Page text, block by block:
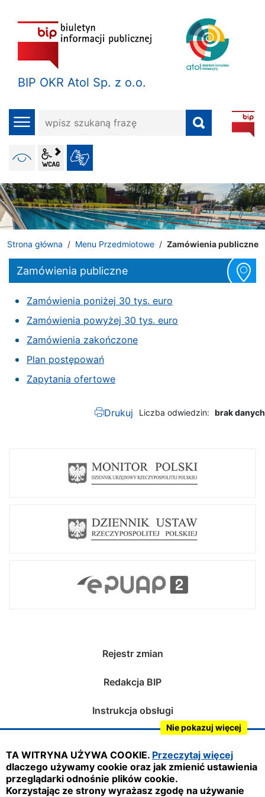
TA WITRYNA UŻYWA COOKIE. Przeczytaj więcej
dlaczego używamy cookie oraz jak zmienić ustawienia
przeglądarki odnośnie plików cookie.
Korzystając ze strony wyrażasz zgodę na używanie
Nie pokazuj więcej
BIP OKR Atol Sp. z o.o.
menu
wpisz
szukaną
frazę
WERSJA KONTRASTOWA
wcag2.1
Strona główna Menu Przedmiotowe Zamówienia publiczne
Zamówienia publiczne
Zamówienia poniżej 30 tys. euro
Zamówienia powyżej 30 tys. euro
Zamówienia zakończone
Plan postępowań
Zapytania ofertowe
Drukuj Liczba odwiedzin brak danych
Rejestr zmian
Redakcja BIP
Instrukcja obsługi
Mapa serwisu
Deklaracja dostępności
Obsługa i nadzór techniczny: